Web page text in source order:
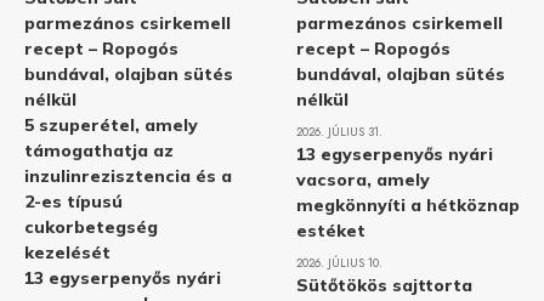
parmezános csirkemell
recept – Ropogós
bundával, olajban sütés
nélkül
5 szuperétel, amely
támogathatja az
inzulinrezisztencia és a
2-es típusú
cukorbetegség
kezelését
13 egyserpenyős nyári
parmezános csirkemell
recept – Ropogós
bundával, olajban sütés
nélkül
2026. JÚLIUS 31.
13 egyserpenyős nyári
vacsora, amely
megkönnyíti a hétköznap
estéket
2026. JÚLIUS 10.
Sütőtökös sajttorta